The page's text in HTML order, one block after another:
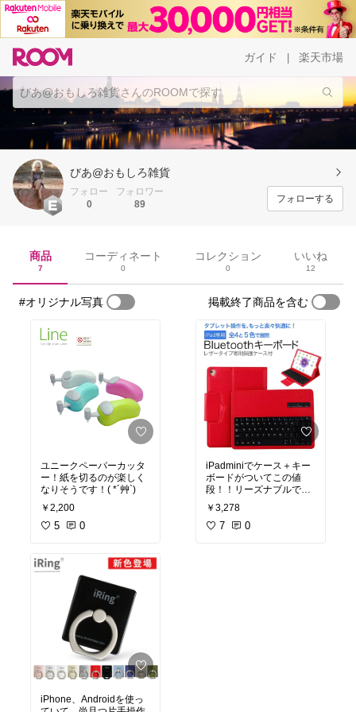
ガイド 楽天市場
びあ@おもしろ雑貨
フォロー
0
フォロワー
89
フォローする
商品
7
コーディネート
0
コレクション
0
いいね
12
#オリジナル写真 掲載終了商品を含む
ユニークペーパーカッタ
ー！紙を切るのが楽しく
なりそうです！( *´艸`)
￥2,200
5 0
iPhone、Androidを使っ
iPadminiでケース＋キー
ボードがついてこの値
段！！リーズナブルです(
*´艸`)
￥3,278
7 0